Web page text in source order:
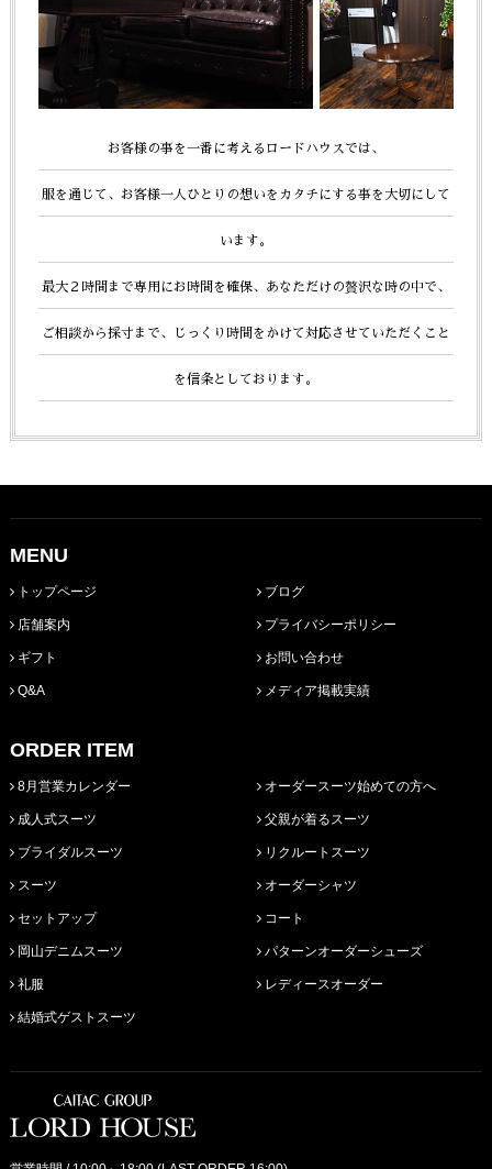
お客様の事を一番に考えるロードハウスでは、
服を通じて、お客様一人ひとりの想いをカタチにする事を大切にして
います。
最大２時間まで専用にお時間を確保、あなただけの贅沢な時の中で、
ご相談から採寸まで、じっくり時間をかけて対応させていただくこと
を信条としております。
MENU
トップページ
店舗案内
ギフト
Q&A
ブログ
プライバシーポリシー
お問い合わせ
メディア掲載実績
ORDER ITEM
8月営業カレンダー
成人式スーツ
ブライダルスーツ
スーツ
セットアップ
岡山デニムスーツ
礼服
結婚式ゲストスーツ
オーダースーツ始めての方へ
父親が着るスーツ
リクルートスーツ
オーダーシャツ
コート
パターンオーダーシューズ
レディースオーダー